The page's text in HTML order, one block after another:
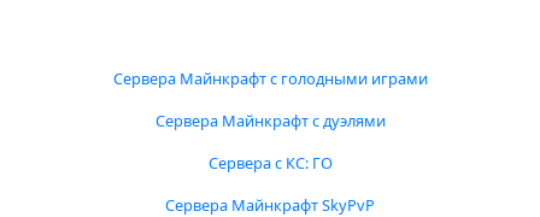
Сервера Майнкрафт с голодными играми
Сервера Майнкрафт с дуэлями
Сервера с КС: ГО
Сервера Майнкрафт SkyPvP